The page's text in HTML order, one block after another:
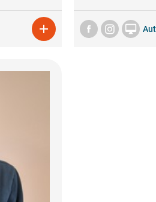
 